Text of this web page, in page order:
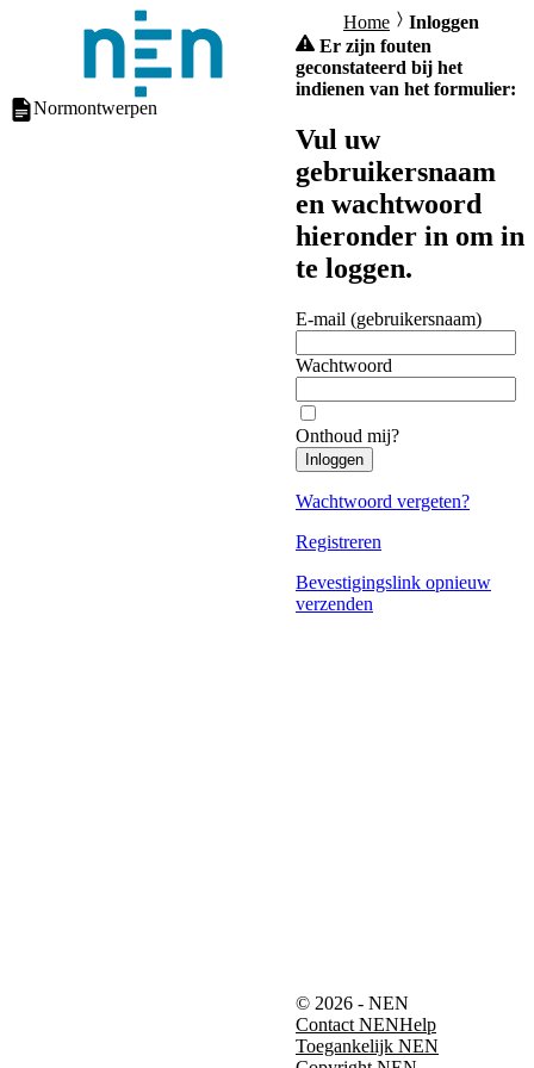
Normontwerpen
Home
Inloggen
Er zijn fouten
geconstateerd bij het
indienen van het formulier:
Vul uw
gebruikersnaam
en wachtwoord
hieronder in om in
te loggen.
E-mail (gebruikersnaam)
Wachtwoord
Onthoud mij?
Inloggen
Wachtwoord vergeten?
Registreren
Bevestigingslink opnieuw
verzenden
© 2026 - NEN
Contact NENHelp
Toegankelijk NEN